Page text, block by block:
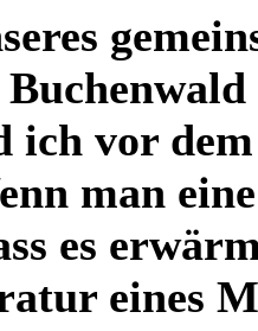
ich vor
man
es
eines